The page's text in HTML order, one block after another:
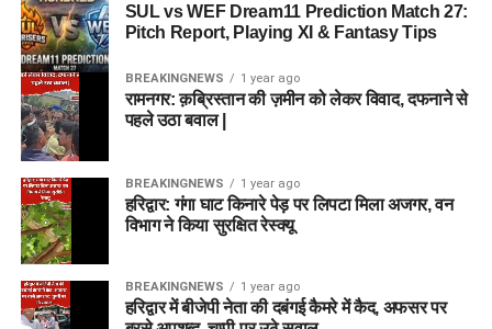
SUL vs WEF Dream11 Prediction Match 27:
Pitch Report, Playing XI & Fantasy Tips
BREAKINGNEWS 1 year ago
रामनगर: क़ब्रिस्तान की ज़मीन को लेकर विवाद, दफनाने से
पहले उठा बवाल |
BREAKINGNEWS 1 year ago
हरिद्वार: गंगा घाट किनारे पेड़ पर लिपटा मिला अजगर, वन
विभाग ने किया सुरक्षित रेस्क्यू
BREAKINGNEWS 1 year ago
हरिद्वार में बीजेपी नेता की दबंगई कैमरे में कैद, अफसर पर